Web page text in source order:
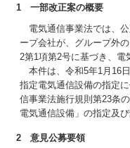
1 一部改正案の概要
電気通信事業法では、
ープ会社が、グループ外
2第1項第2号に基づき、電
本件は、令和5年1月16
指定電気通信設備の指定
信事業法施行規則第23条
電気通信設備」の指定及
2 意見公募要領